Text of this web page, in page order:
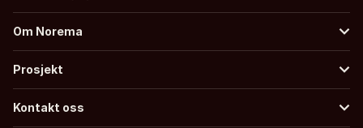
Om Norema
Prosjekt
Kontakt oss